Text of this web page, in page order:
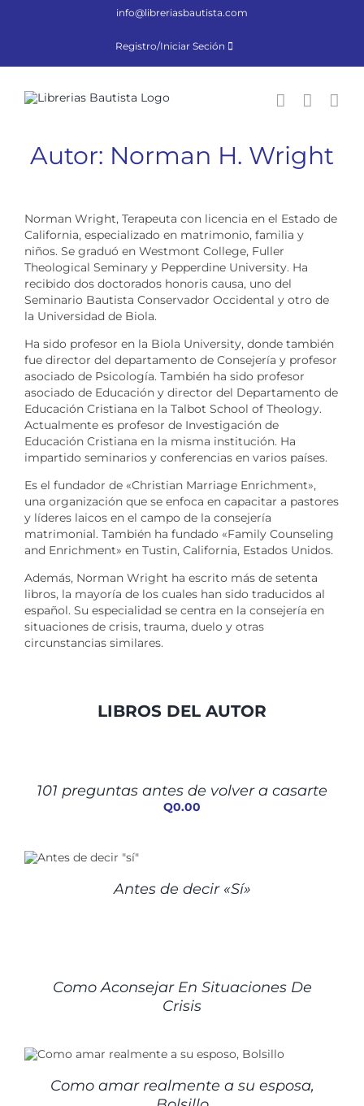
info@libreriasbautista.com
Registro/Iniciar Seción
Autor: Norman H. Wright
Norman Wright, Terapeuta con licencia en el Estado de
California, especializado en matrimonio, familia y
niños. Se graduó en Westmont College, Fuller
Theological Seminary y Pepperdine University. Ha
recibido dos doctorados honoris causa, uno del
Seminario Bautista Conservador Occidental y otro de
la Universidad de Biola.
Ha sido profesor en la Biola University, donde también
fue director del departamento de Consejería y profesor
asociado de Psicología. También ha sido profesor
asociado de Educación y director del Departamento de
Educación Cristiana en la Talbot School of Theology.
Actualmente es profesor de Investigación de
Educación Cristiana en la misma institución. Ha
impartido seminarios y conferencias en varios países.
Es el fundador de «Christian Marriage Enrichment»,
una organización que se enfoca en capacitar a pastores
y líderes laicos en el campo de la consejería
matrimonial. También ha fundado «Family Counseling
and Enrichment» en Tustin, California, Estados Unidos.
Además, Norman Wright ha escrito más de setenta
libros, la mayoría de los cuales han sido traducidos al
español. Su especialidad se centra en la consejería en
situaciones de crisis, trauma, duelo y otras
circunstancias similares.
LIBROS DEL AUTOR
DETALLES
101 preguntas antes de volver a casarte
Q0.00
Antes de decir «Sí»
Como Aconsejar En Situaciones De
Crisis
Como amar realmente a su esposa,